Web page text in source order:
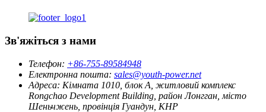
Зв'яжіться з нами
Телефон: +86-755-89584948
Електронна пошта: sales@youth-power.net
Адреса: Кімната 1010, блок A, житловий комплекс
Rongchao Development Building, район Лонгган, місто
Шеньчжень, провінція Гуандун, КНР